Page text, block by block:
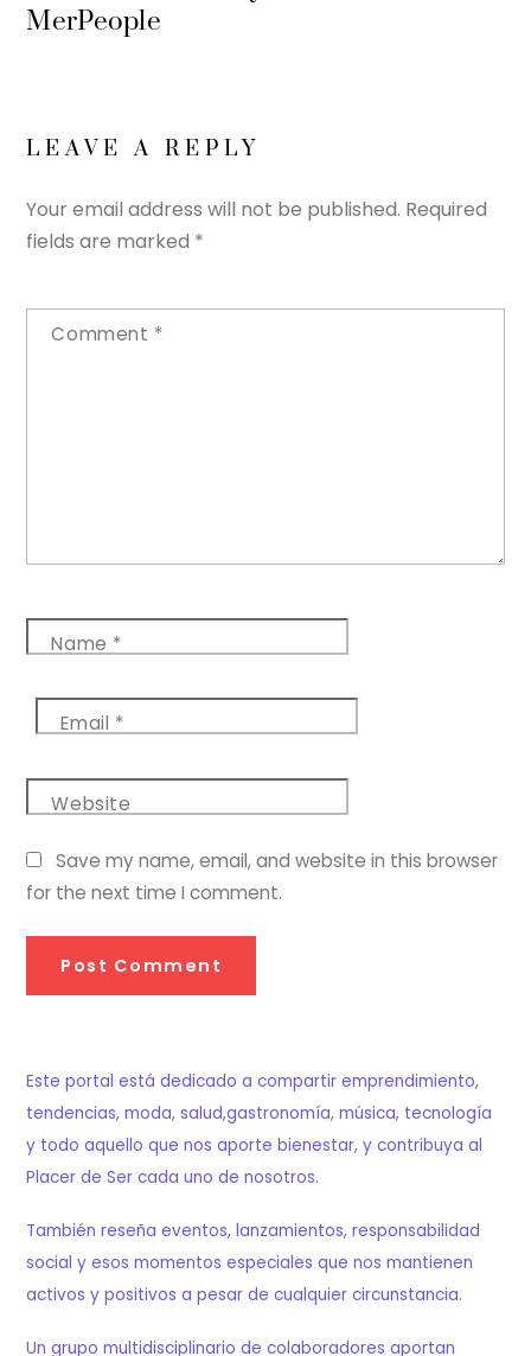
MerPeople
LEAVE A REPLY
Your email address will not be published. Required
fields are marked *
Comment *
Name *
Email *
Website
Save my name, email, and website in this browser
for the next time I comment.
Este portal está dedicado a compartir emprendimiento,
tendencias, moda, salud,gastronomía, música, tecnología
y todo aquello que nos aporte bienestar, y contribuya al
Placer de Ser cada uno de nosotros.
También reseña eventos, lanzamientos, responsabilidad
social y esos momentos especiales que nos mantienen
activos y positivos a pesar de cualquier circunstancia.
Un grupo multidisciplinario de colaboradores aportan